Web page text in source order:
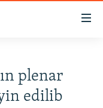
plenar
edilib